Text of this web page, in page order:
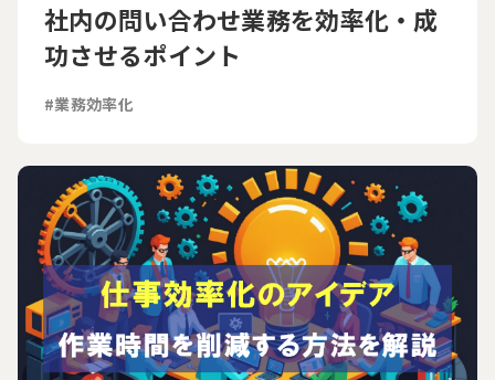
社内の問い合わせ業務を効率化・成
功させるポイント
#業務効率化